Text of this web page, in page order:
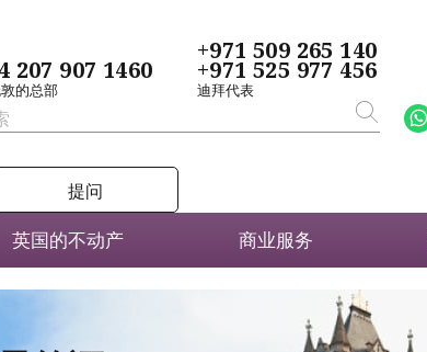
207 907 1460
的总部
+971 509 265 140
+971 525 977 456
迪拜代表
提问
英国的不动产 商业服务